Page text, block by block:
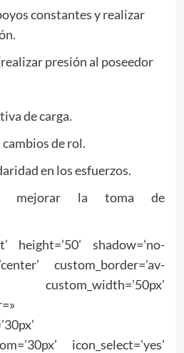
constantes y realizar
presión al poseedor
de carga.
de rol.
en los esfuerzos.
mejorar la toma de
height=’50’ shadow=’no-
custom_border=’av-
icon_select=’yes’